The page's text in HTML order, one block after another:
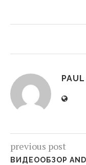
previous post
ВИДЕООБЗОР